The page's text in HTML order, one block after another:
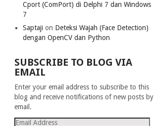
Cport (ComPort) di Delphi 7 dan Windows
7
Saptaji on Deteksi Wajah (Face Detection)
dengan OpenCV dan Python
SUBSCRIBE TO BLOG VIA
EMAIL
Enter your email address to subscribe to this
blog and receive notifications of new posts by
email.
Email